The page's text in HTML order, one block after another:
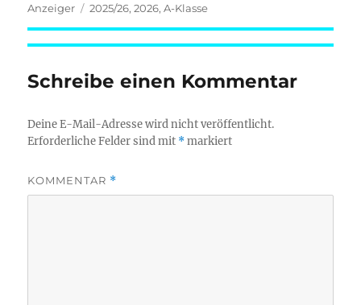
am
Anzeiger
Schlagwörter
2025/26,2026,A-Klasse
Schreibe einen Kommentar
Deine E-Mail-Adresse wird nicht veröffentlicht.
Erforderliche Felder sind mit *markiert
KOMMENTAR *